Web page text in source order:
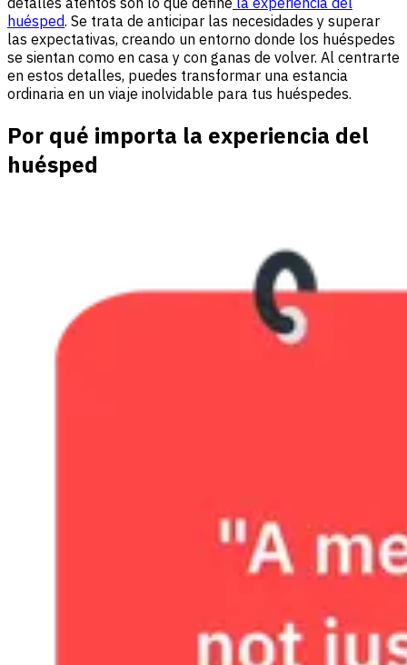
huésped. Se trata de anticipar las necesidades y superar
las expectativas, creando un entorno donde los huéspedes
se sientan como en casa y con ganas de volver. Al centrarte
en estos detalles, puedes transformar una estancia
ordinaria en un viaje inolvidable para tus huéspedes.
Por qué importa la experiencia del
huésped